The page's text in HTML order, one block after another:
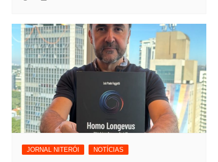
JORNAL NITERÓI NOTÍCIAS